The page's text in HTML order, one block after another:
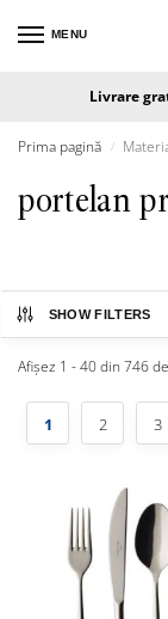
MENU
Livrare
Prima pagină /
portelan
SHOW FILTERS
Afișez 1 - 40 din 746
1 2 3